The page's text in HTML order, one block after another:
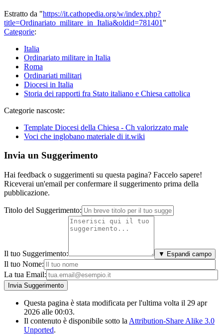
Estratto da "https://it.cathopedia.org/w/index.php?
title=Ordinariato_militare_in_Italia&oldid=781401 "
Categorie:
Italia
Ordinariato militare in Italia
Roma
Ordinariati militari
Diocesi in Italia
Storia dei rapporti fra Stato italiano e Chiesa cattolica
Categorie nascoste:
Template Diocesi della Chiesa - Ch valorizzato male
Voci che inglobano materiale di it.wiki
Invia un Suggerimento
Hai feedback o suggerimenti su questa pagina? Faccelo sapere!
Riceverai un'email per confermare il suggerimento prima della
pubblicazione.
Titolo del Suggerimento:
Il tuo Suggerimento: ▼ Espandi campo
Il tuo Nome:
La tua Email:
Questa pagina è stata modificata per l'ultima volta il 29 apr
2026 alle 00:03.
Il contenuto è disponibile sotto la Attribution-Share Alike 3.0
Unported.